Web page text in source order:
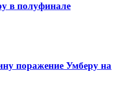
в полуфинале
поражение Умберу на